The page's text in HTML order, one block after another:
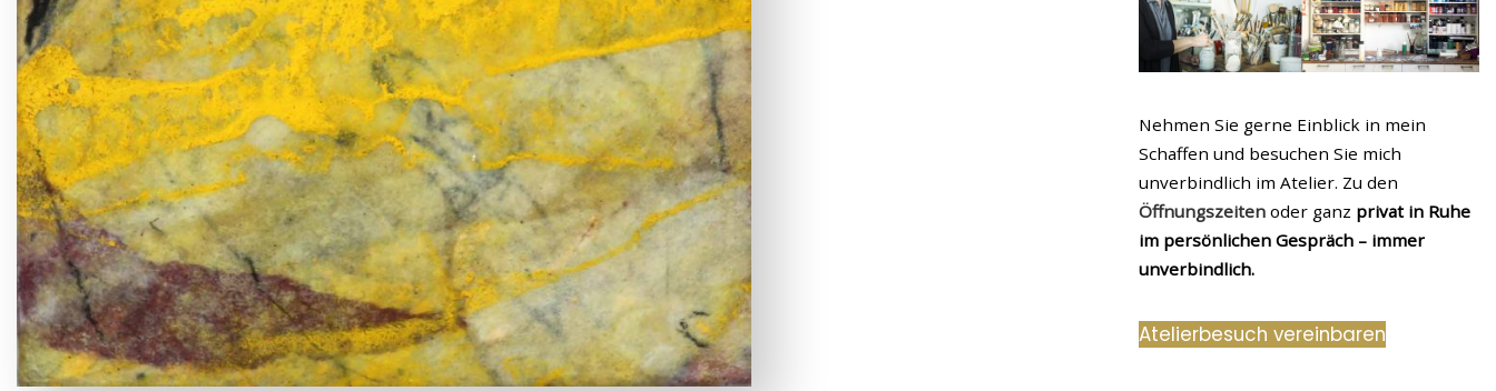
Nehmen Sie gerne Einblick in mein
Schaffen und besuchen Sie mich
unverbindlich im Atelier. Zu den
Öffnungszeiten oder ganz privat in Ruhe
im persönlichen Gespräch – immer
unverbindlich.
Atelierbesuch vereinbaren